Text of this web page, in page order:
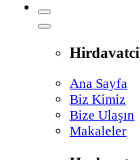
Ana Sayfa
Biz Kimiz
Bize Ulaşın
Makaleler